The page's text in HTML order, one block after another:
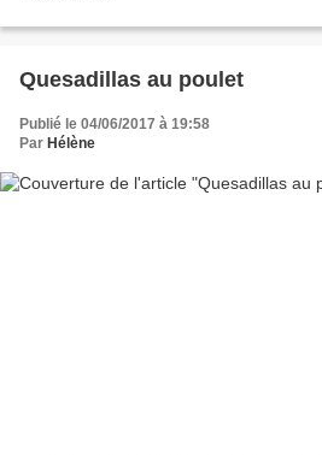
Quesadillas au poulet
Publié le 04/06/2017 à 19:58
Par Hélène